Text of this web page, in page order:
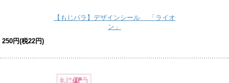
【もじパラ】デザインシール 「ライオ
ン」
250円(税22円)